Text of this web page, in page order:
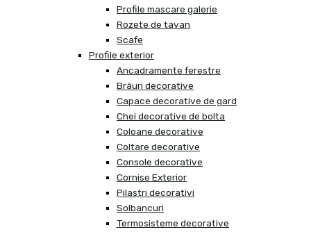
Profile mascare galerie
Rozete de tavan
Scafe
Profile exterior
Ancadramente ferestre
Brâuri decorative
Capace decorative de gard
Chei decorative de bolta
Coloane decorative
Coltare decorative
Console decorative
Cornise Exterior
Pilastri decorativi
Solbancuri
Termosisteme decorative